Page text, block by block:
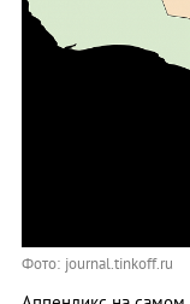
Фото: journal.tinkoff.ru